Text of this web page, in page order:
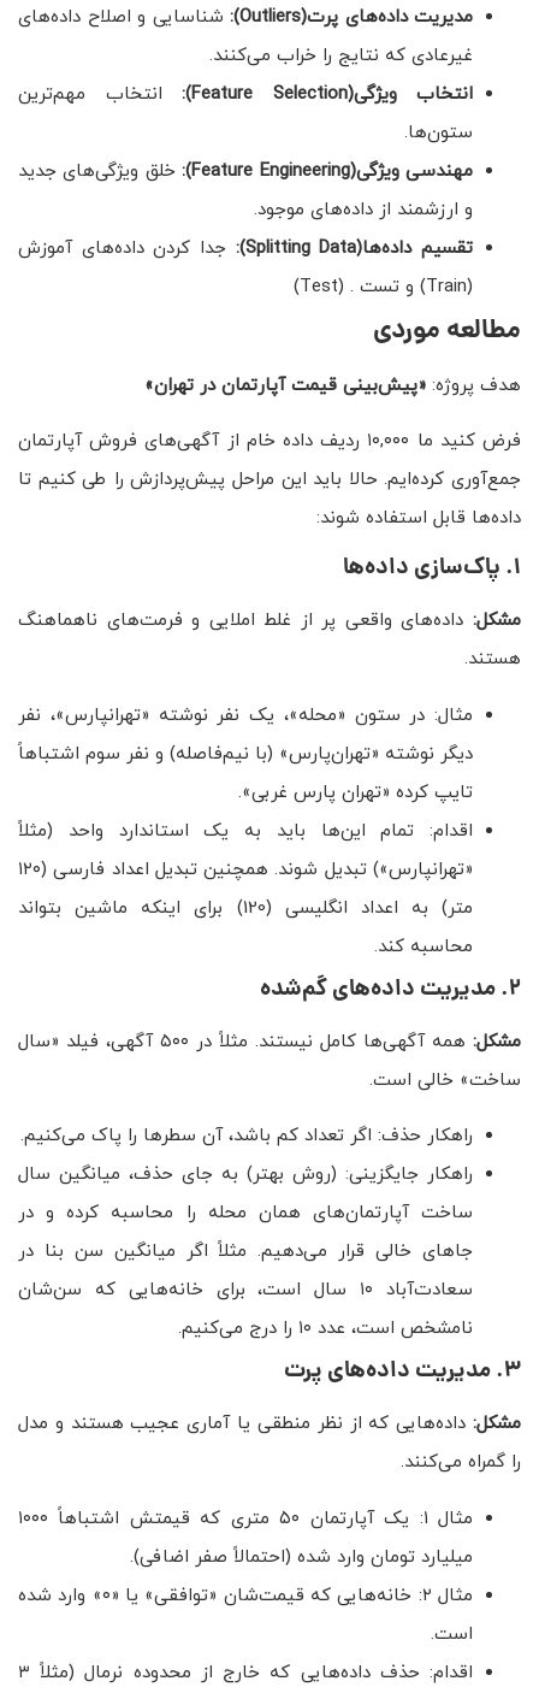
مدیریت داده‌های پرت(Outliers)
: شناسایی و اصلاح داده‌های
غیرعادی که نتایج را خراب می‌کنند.
انتخاب ویژگی(Feature Selection)
: انتخاب مهم‌ترین
ستون‌ها.
مهندسی ویژگی(Feature Engineering)
: خلق ویژگی‌های جدید
و ارزشمند از داده‌های موجود.
تقسیم داده‌ها(Splitting Data)
: جدا کردن داده‌های آموزش
(Train) و تست . (Test)
مطالعه موردی
هدف پروژه: «پیش‌بینی قیمت آپارتمان در تهران»
فرض کنید ما ۱۰,۰۰۰ ردیف داده خام از آگهی‌های فروش آپارتمان
جمع‌آوری کرده‌ایم. حالا باید این مراحل پیش‌پردازش را طی کنیم تا
داده‌ها قابل استفاده شوند:
۱. پاک‌سازی داده‌ها
مشکل: داده‌های واقعی پر از غلط املایی و فرمت‌های ناهماهنگ
هستند.
مثال: در ستون «محله»، یک نفر نوشته «تهرانپارس»، نفر
دیگر نوشته «تهران‌پارس» (با نیم‌فاصله) و نفر سوم اشتباهاً
تایپ کرده «تهران پارس غربی».
اقدام: تمام این‌ها باید به یک استاندارد واحد (مثلاً
«تهرانپارس») تبدیل شوند. همچنین تبدیل اعداد فارسی (۱۲۰
متر) به اعداد انگلیسی (120) برای اینکه ماشین بتواند
محاسبه کند.
۲. مدیریت داده‌های گم‌شده
مشکل:
همه آگهی‌ها کامل نیستند. مثلاً در ۵۰۰ آگهی، فیلد «سال
ساخت» خالی است.
راهکار حذف: اگر تعداد کم باشد، آن سطرها را پاک می‌کنیم.
راهکار جایگزینی: (روش بهتر) به جای حذف، میانگین سال
ساخت آپارتمان‌های همان محله را محاسبه کرده و در
جاهای خالی قرار می‌دهیم. مثلاً اگر میانگین سن بنا در
سعادت‌آباد ۱۰ سال است، برای خانه‌هایی که سن‌شان
نامشخص است، عدد ۱۰ را درج می‌کنیم.
۳. مدیریت داده‌های پرت
مشکل: داده‌هایی که از نظر منطقی یا آماری عجیب هستند و مدل
را گمراه می‌کنند.
مثال ۱: یک آپارتمان ۵۰ متری که قیمتش اشتباهاً ۱۰۰۰
میلیارد تومان وارد شده (احتمالاً صفر اضافی).
مثال ۲: خانه‌هایی که قیمت‌شان «توافقی» یا «۰» وارد شده
است.
اقدام: حذف داده‌هایی که خارج از محدوده نرمال (مثلاً ۳